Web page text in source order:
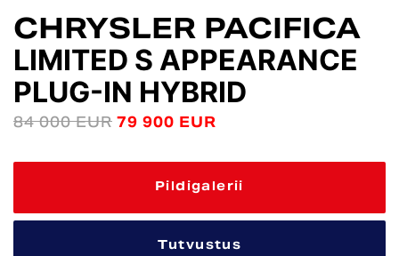
CHRYSLER PACIFICA
LIMITED S APPEARANCE
PLUG-IN HYBRID
84 000 EUR79 900 EUR
Pildigalerii
Tutvustus